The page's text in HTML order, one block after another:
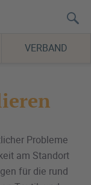
VERBAND
Probleme
am Standort
für die rund